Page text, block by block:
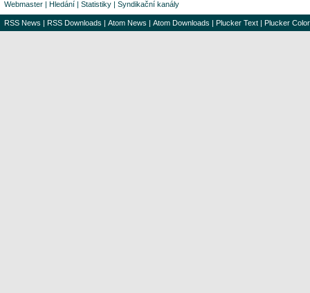
Webmaster | Hledání | Statistiky | Syndikační kanály
RSS News | RSS Downloads | Atom News | Atom Downloads | Plucker Text | Plucker Color